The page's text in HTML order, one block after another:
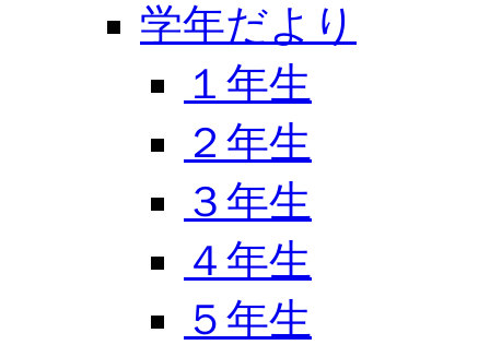
学年だより
１年生
２年生
３年生
４年生
５年生